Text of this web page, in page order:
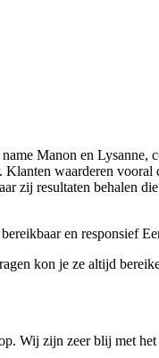
Manon en Lysanne,
waarderen vooral
zij resultaten behalen
en responsief
kon je ze altijd
Wij zijn zeer blij met